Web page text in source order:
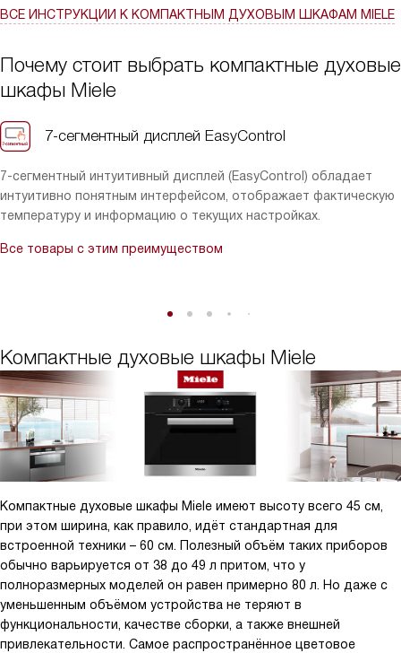
ВСЕ ИНСТРУКЦИИ К КОМПАКТНЫМ ДУХОВЫМ ШКАФАМ MIELE
Почему стоит выбрать компактные духовые
шкафы Miele
7-сегментный дисплей EasyControl
7-сегментный интуитивный дисплей (EasyControl) обладает
интуитивно понятным интерфейсом, отображает фактическую
температуру и информацию о текущих настройках.
Все товары с этим преимуществом
Компактные духовые шкафы Miele
Компактные духовые шкафы Miele имеют высоту всего 45 см,
при этом ширина, как правило, идёт стандартная для
встроенной техники – 60 см. Полезный объём таких приборов
обычно варьируется от 38 до 49 л притом, что у
полноразмерных моделей он равен примерно 80 л. Но даже с
уменьшенным объёмом устройства не теряют в
функциональности, качестве сборки, а также внешней
привлекательности. Самое распространённое цветовое